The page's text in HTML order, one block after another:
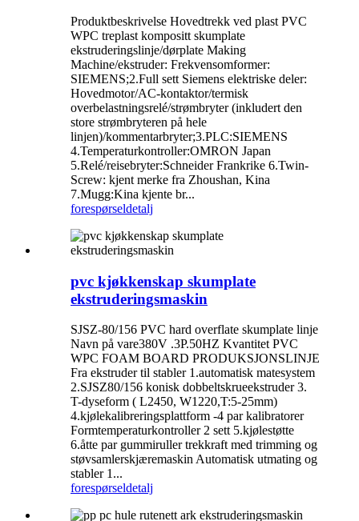
Produktbeskrivelse Hovedtrekk ved plast PVC
WPC treplast kompositt skumplate
ekstruderingslinje/dørplate Making
Machine/ekstruder: Frekvensomformer:
SIEMENS;2.Full sett Siemens elektriske deler:
Hovedmotor/AC-kontaktor/termisk
overbelastningsrelé/strømbryter (inkludert den
store strømbryteren på hele
linjen)/kommentarbryter;3.PLC:SIEMENS
4.Temperaturkontroller:OMRON Japan
5.Relé/reisebryter:Schneider Frankrike 6.Twin-
Screw: kjent merke fra Zhoushan, Kina
7.Mugg:Kina kjente br...
forespørseldetalj
pvc kjøkkenskap skumplate
ekstruderingsmaskin
SJSZ-80/156 PVC hard overflate skumplate linje
Navn på vare380V .3P.50HZ Kvantitet PVC
WPC FOAM BOARD PRODUKSJONSLINJE
Fra ekstruder til stabler 1.automatisk matesystem
2.SJSZ80/156 konisk dobbeltskrueekstruder 3.
T-dyseform ( L2450, W1220,T:5-25mm)
4.kjølekalibreringsplattform -4 par kalibratorer
Formtemperaturkontroller 2 sett 5.kjølestøtte
6.åtte par gummiruller trekkraft med trimming og
støvsamlerskjæremaskin Automatisk utmating og
stabler 1...
forespørseldetalj